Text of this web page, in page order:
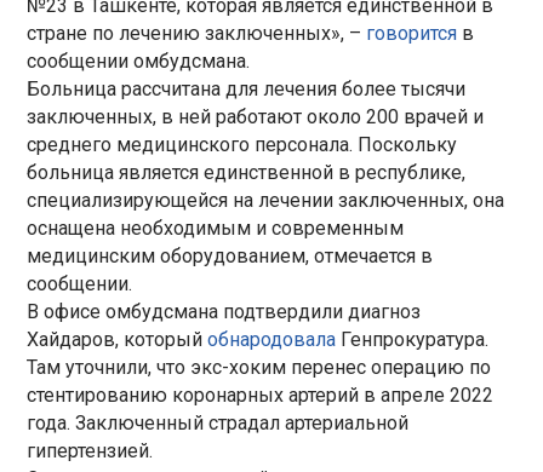
№23 в Ташкенте, которая является единственной в
стране по лечению заключенных», – говорится в
сообщении омбудсмана.
Больница рассчитана для лечения более тысячи
заключенных, в ней работают около 200 врачей и
среднего медицинского персонала. Поскольку
больница является единственной в республике,
специализирующейся на лечении заключенных, она
оснащена необходимым и современным
медицинским оборудованием, отмечается в
сообщении.
В офисе омбудсмана подтвердили диагноз
Хайдаров, которыйобнародовала Генпрокуратура.
Там уточнили, что экс-хоким перенес операцию по
стентированию коронарных артерий в апреле 2022
года. Заключенный страдал артериальной
гипертензией.